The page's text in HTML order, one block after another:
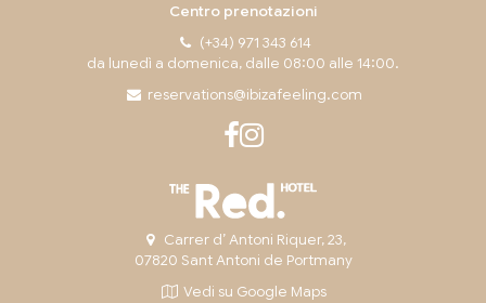
Centro prenotazioni
(+34) 971 343 614
da lunedì a domenica, dalle 08:00 alle 14:00.
reservations@ibizafeeling.com
Carrer d’ Antoni Riquer, 23,
07820 Sant Antoni de Portmany
Vedi su Google Maps